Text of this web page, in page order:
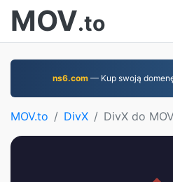
MOV.to
ns6.com — Kup swoją
MOV.to DivX DivX do